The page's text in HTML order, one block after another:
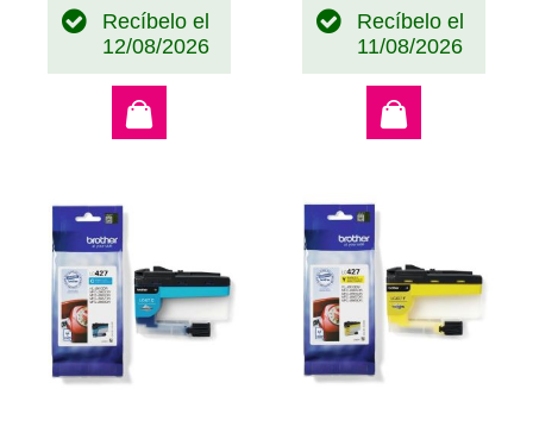
Recíbelo el
12/08/2026
Recíbelo el
11/08/2026